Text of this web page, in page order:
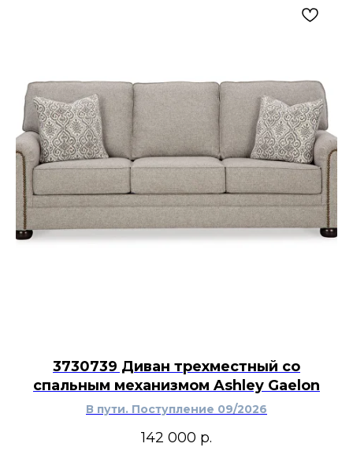
3730739 Диван трехместный со
спальным механизмом Ashley Gaelon
В пути. Поступление 09/2026
142 000 р.